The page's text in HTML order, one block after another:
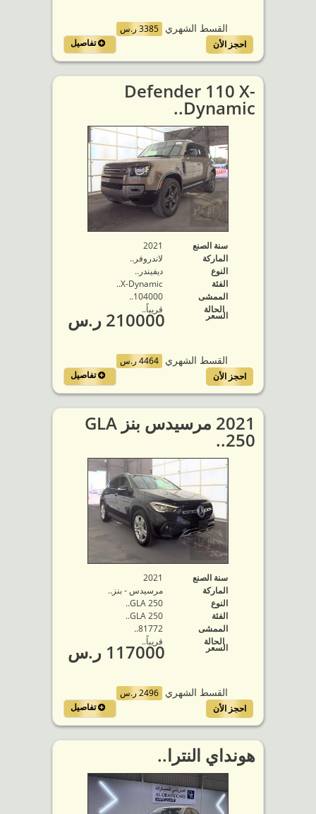
القسط الشهري 3385 ر.س
تفاصيل
احجز الأن
Defender 110 X-
Dynamic..
سنة الصنع
2021
الماركة
لاندروفر..
النوع
ديفيندر..
الفئة
X-Dynamic..
الممشى
104000..
الحالة
قريباً..
السعر 210000 ر.س
القسط الشهري 4464 ر.س
تفاصيل
احجز الأن
2021 مرسيدس بنز GLA
250..
سنة الصنع
2021
الماركة
مرسيدس - بنز..
النوع
GLA 250..
الفئة
GLA 250..
الممشى
81772..
الحالة
قريباً..
السعر 117000 ر.س
القسط الشهري 2496 ر.س
تفاصيل
احجز الأن
هونداي النترا..